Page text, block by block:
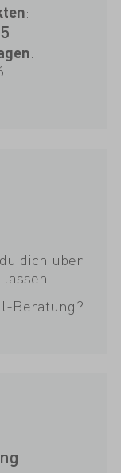
:
:
dich über
Beratung?